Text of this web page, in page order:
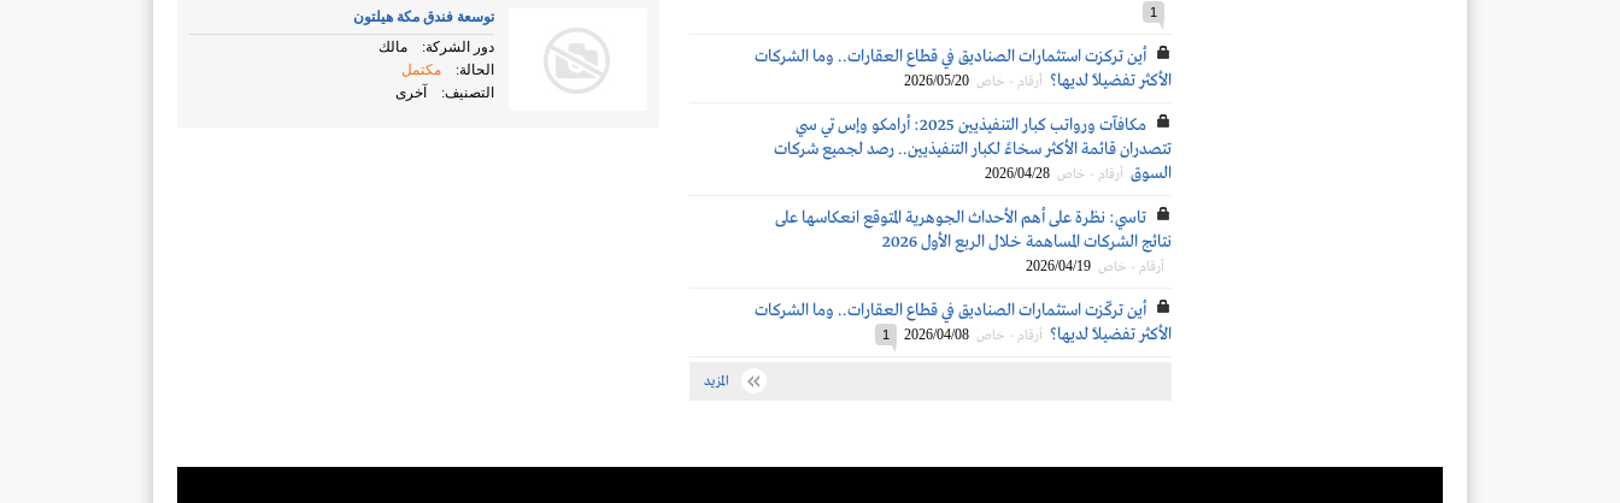
1
أين تركزت استثمارات الصناديق في قطاع العقارات.. وما الشركات
الأكثر تفضيلاً لديها؟ أرقام - خاص 2026/05/20
مكافآت ورواتب كبار التنفيذيين 2025: أرامكو وإس تي سي
تتصدران قائمة الأكثر سخاءً لكبار التنفيذيين.. رصد لجميع شركات
السوق أرقام - خاص 2026/04/28
تاسي: نظرة على أهم الأحداث الجوهرية المتوقع انعكاسها على
نتائج الشركات المساهمة خلال الربع الأول 2026
أرقام - خاص 2026/04/19
أين تركّزت استثمارات الصناديق في قطاع العقارات.. وما الشركات
الأكثر تفضيلاً لديها؟ أرقام - خاص 2026/04/08
1
المزيد
توسعة فندق مكة هيلتون
دور الشركة:
مالك
الحالة:
مكتمل
التصنيف:
آخرى